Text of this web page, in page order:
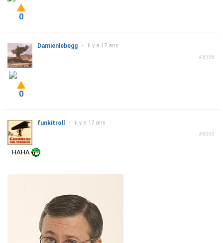
0
#8998
Damienlebegg • il y a 17 ans
0
#8999
funkitroll • il y a 17 ans
HAHA